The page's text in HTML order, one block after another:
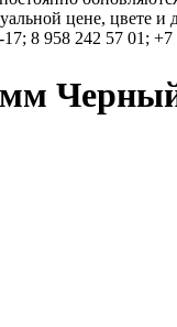
цене, цвете и
8 958 242 57 01;